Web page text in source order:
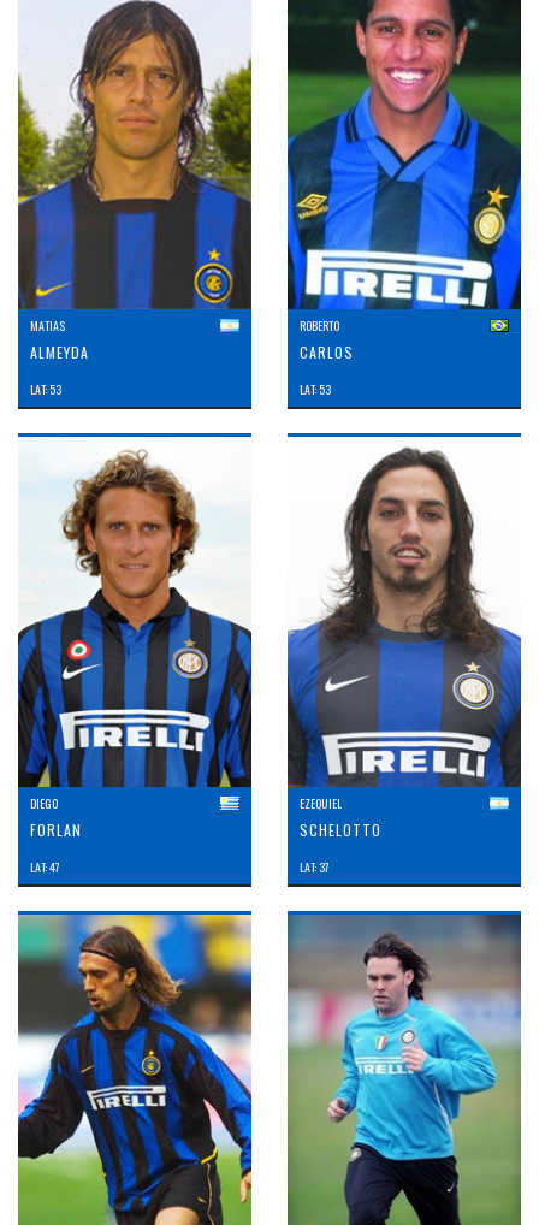
MATIAS
ALMEYDA
LAT: 53
ROBERTO
CARLOS
LAT: 53
DIEGO
FORLAN
LAT: 47
EZEQUIEL
SCHELOTTO
LAT: 37